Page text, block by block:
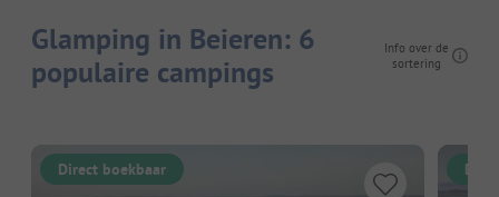
Glamping in Beieren: 6
populaire campings
Info over de
sortering
Direct boekbaar